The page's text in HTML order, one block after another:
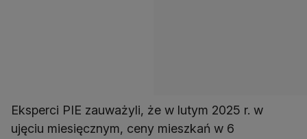
Eksperci PIE zauważyli, że w lutym 2025 r. w
ujęciu miesięcznym, ceny mieszkań w 6